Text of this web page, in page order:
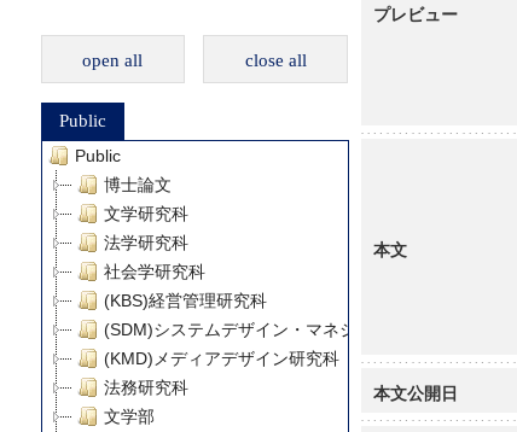
open all close all
Public
Public
博士論文
文学研究科
法学研究科
社会学研究科
(KBS)経営管理研究科
(SDM)システムデザイン・マネジメント研究科
(KMD)メディアデザイン研究科
法務研究科
文学部
プレビュー
本文
本文公開日